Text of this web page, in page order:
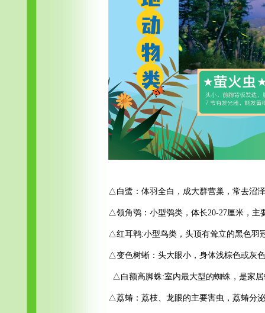
△白鹭：体羽全白，成大群营巢，常去沼
△领角鸮：小型鸮类，体长20-27厘米，主
△红耳鹎:小型鸟类，头顶有耸立的黑色羽
△变色树蜥：头大眼小，身体浅棕色或灰
△ 白额高脚蛛:室内最大型的蜘蛛，是家
△荔蝽：荔枝、龙眼的主要害虫，荔蝽分